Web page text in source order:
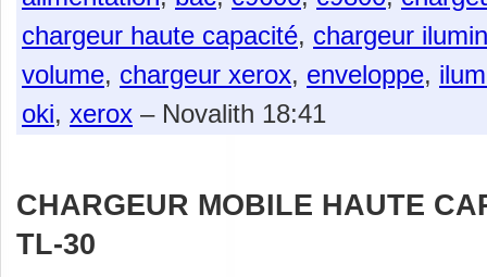
chargeur haute capacité, chargeur
volume, chargeur xerox, enveloppe,
oki, xerox – Novalith 18:41
CHARGEUR MOBILE HAUTE
TL-30